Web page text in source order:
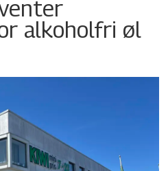
alkoholfri øl